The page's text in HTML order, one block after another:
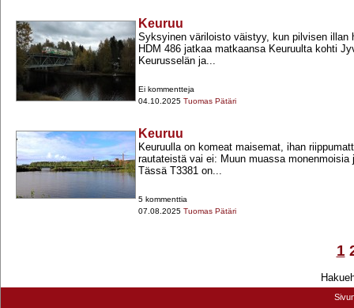
Keuruu
Syksyinen väriloisto väistyy, kun pilvisen illan
HDM 486 jatkaa matkaansa Keuruulta kohti
Keurusselän ja...
Ei kommentteja
04.10.2025 Tuomas Pätäri
Keuruu
Keuruulla on komeat maisemat, ihan
rautateistä vai ei: Muun muassa monenmoisia
Tässä T3381 on...
5 kommenttia
07.08.2025 Tuomas Pätäri
1